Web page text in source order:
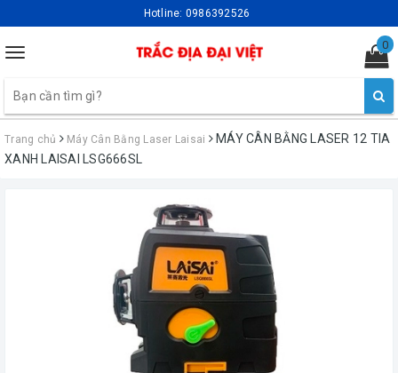
Hotline: 0986392526
Toggle
0
Trang chủ Máy Cân Bằng Laser Laisai
MÁY CÂN BẰNG LASER 12 TIA
XANH LAISAI LSG666SL